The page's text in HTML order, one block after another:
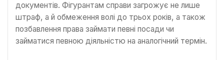
документів. Фігурантам справи загрожує не лише
штраф, а й обмеження волі до трьох років, а також
позбавлення права займати певні посади чи
займатися певною діяльністю на аналогічний термін.